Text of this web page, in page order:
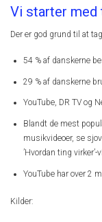
Vi starter med
Der er god grund til at
54 % af danskerne
29 % af danskerne
YouTube, DR TV og
Blandt de mest
musikvideoer, se
’Hvordan ting virker’-
YouTube har over 2
Kilder: